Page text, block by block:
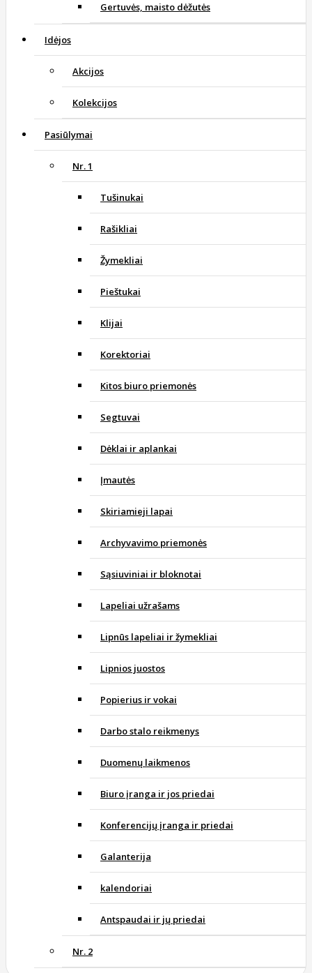
Gertuvės, maisto dėžutės
Idėjos
Akcijos
Kolekcijos
Pasiūlymai
Nr. 1
Tušinukai
Rašikliai
Žymekliai
Pieštukai
Klijai
Korektoriai
Kitos biuro priemonės
Segtuvai
Dėklai ir aplankai
Įmautės
Skiriamieji lapai
Archyvavimo priemonės
Sąsiuviniai ir bloknotai
Lapeliai užrašams
Lipnūs lapeliai ir žymekliai
Lipnios juostos
Popierius ir vokai
Darbo stalo reikmenys
Duomenų laikmenos
Biuro įranga ir jos priedai
Konferencijų įranga ir priedai
Galanterija
kalendoriai
Antspaudai ir jų priedai
Nr. 2